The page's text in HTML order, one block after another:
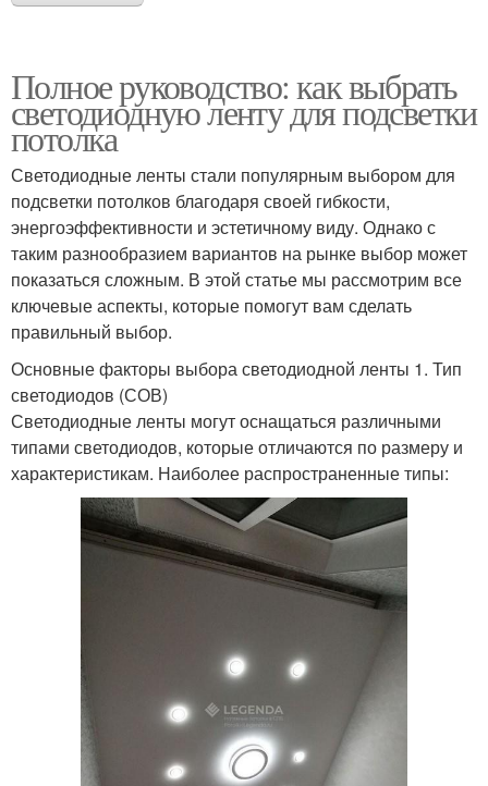
Полное руководство: как выбрать
светодиодную ленту для подсветки
потолка
Светодиодные ленты стали популярным выбором для
подсветки потолков благодаря своей гибкости,
энергоэффективности и эстетичному виду. Однако с
таким разнообразием вариантов на рынке выбор может
показаться сложным. В этой статье мы рассмотрим все
ключевые аспекты, которые помогут вам сделать
правильный выбор.
Основные факторы выбора светодиодной ленты 1. Тип
светодиодов (СОВ)
Светодиодные ленты могут оснащаться различными
типами светодиодов, которые отличаются по размеру и
характеристикам. Наиболее распространенные типы: